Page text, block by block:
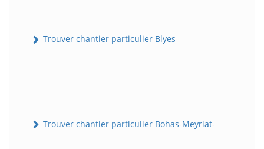
Trouver chantier particulier Blyes
Trouver chantier particulier Bohas-Meyriat-